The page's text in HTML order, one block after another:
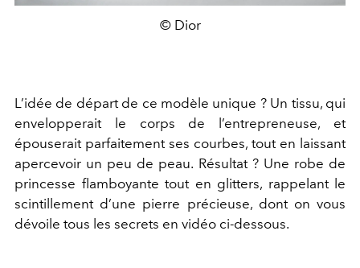
© Dior
L’idée de départ de ce modèle unique ? Un tissu, qui
envelopperait le corps de l’entrepreneuse, et
épouserait parfaitement ses courbes, tout en laissant
apercevoir un peu de peau. Résultat ? Une robe de
princesse flamboyante tout en glitters, rappelant le
scintillement d’une pierre précieuse, dont on vous
dévoile tous les secrets en vidéo ci-dessous.